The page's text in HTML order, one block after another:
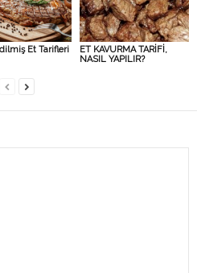
Et Tarifleri
ET KAVURMA TARİFİ,
NASIL YAPILIR?